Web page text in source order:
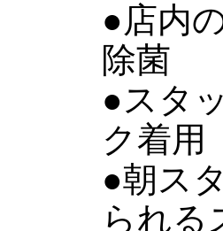
●店内
除菌
●スタ
ク着用
●朝ス
られる